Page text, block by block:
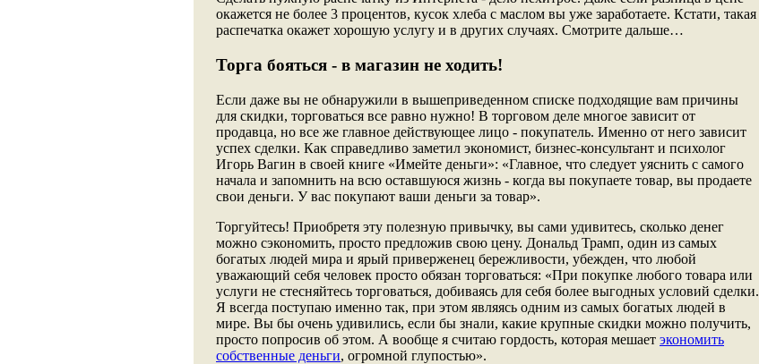
окажется не более 3 процентов, кусок хлеба с маслом вы уже заработаете. Кстати, такая
распечатка окажет хорошую услугу и в других случаях. Смотрите дальше…
Торга бояться - в магазин не ходить!
Если даже вы не обнаружили в вышеприведенном списке подходящие вам причины
для скидки, торговаться все равно нужно! В торговом деле многое зависит от
продавца, но все же главное действующее лицо - покупатель. Именно от него зависит
успех сделки. Как справедливо заметил экономист, бизнес-консультант и психолог
Игорь Вагин в своей книге «Имейте деньги»: «Главное, что следует уяснить с самого
начала и запомнить на всю оставшуюся жизнь - когда вы покупаете товар, вы продаете
свои деньги. У вас покупают ваши деньги за товар».
Торгуйтесь! Приобретя эту полезную привычку, вы сами удивитесь, сколько денег
можно сэкономить, просто предложив свою цену. Дональд Трамп, один из самых
богатых людей мира и ярый приверженец бережливости, убежден, что любой
уважающий себя человек просто обязан торговаться: «При покупке любого товара или
услуги не стесняйтесь торговаться, добиваясь для себя более выгодных условий сделки.
Я всегда поступаю именно так, при этом являясь одним из самых богатых людей в
мире. Вы бы очень удивились, если бы знали, какие крупные скидки можно получить,
просто попросив об этом. А вообще я считаю гордость, которая мешает экономить
собственные деньги, огромной глупостью».